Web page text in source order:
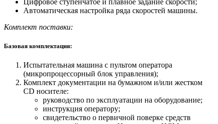
Цифровое ступенчатое и плавное задание скорости;
Автоматическая настройка ряда скоростей машины.
Комплект поставки:
Базовая комплектация:
Испытательная машина с пультом оператора
(микропроцессорный блок управления);
Комплект документации на бумажном и/или жестком
СD носителе:
руководство по эксплуатации на оборудование;
инструкция оператору;
свидетельство о первичной поверке средств